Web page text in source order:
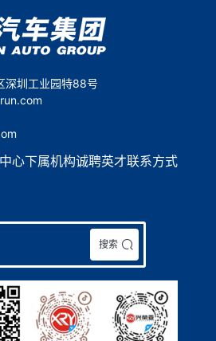
深圳工业园特88号
心下属机构诚聘英才联系方式
搜索